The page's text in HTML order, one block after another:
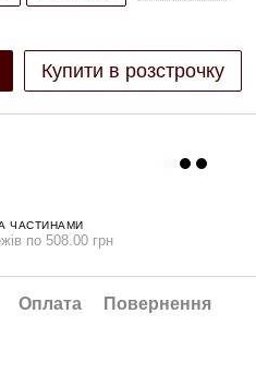
Купити в розстрочку
ЧАСТИНАМИ
по 508.00 грн
Оплата Повернення